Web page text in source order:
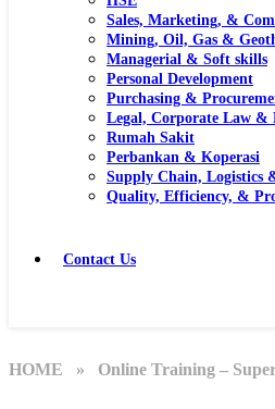
Sales, Marketing, &
Mining, Oil, Gas &
Managerial & Soft skills
Personal Development
Purchasing &
Legal, Corporate Law &
Rumah Sakit
Perbankan & Koperasi
Supply Chain, Logistics
Quality, Efficiency, &
Contact Us
HOME » Online Training –